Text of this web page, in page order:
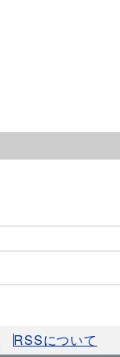
RSSについて